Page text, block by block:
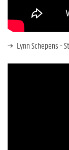
Lynn Schepens -